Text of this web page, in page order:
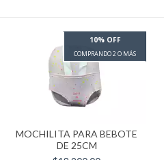
10% OFF
COMPRANDO 2 O MÁS
MOCHILITA PARA BEBOTE
DE 25CM